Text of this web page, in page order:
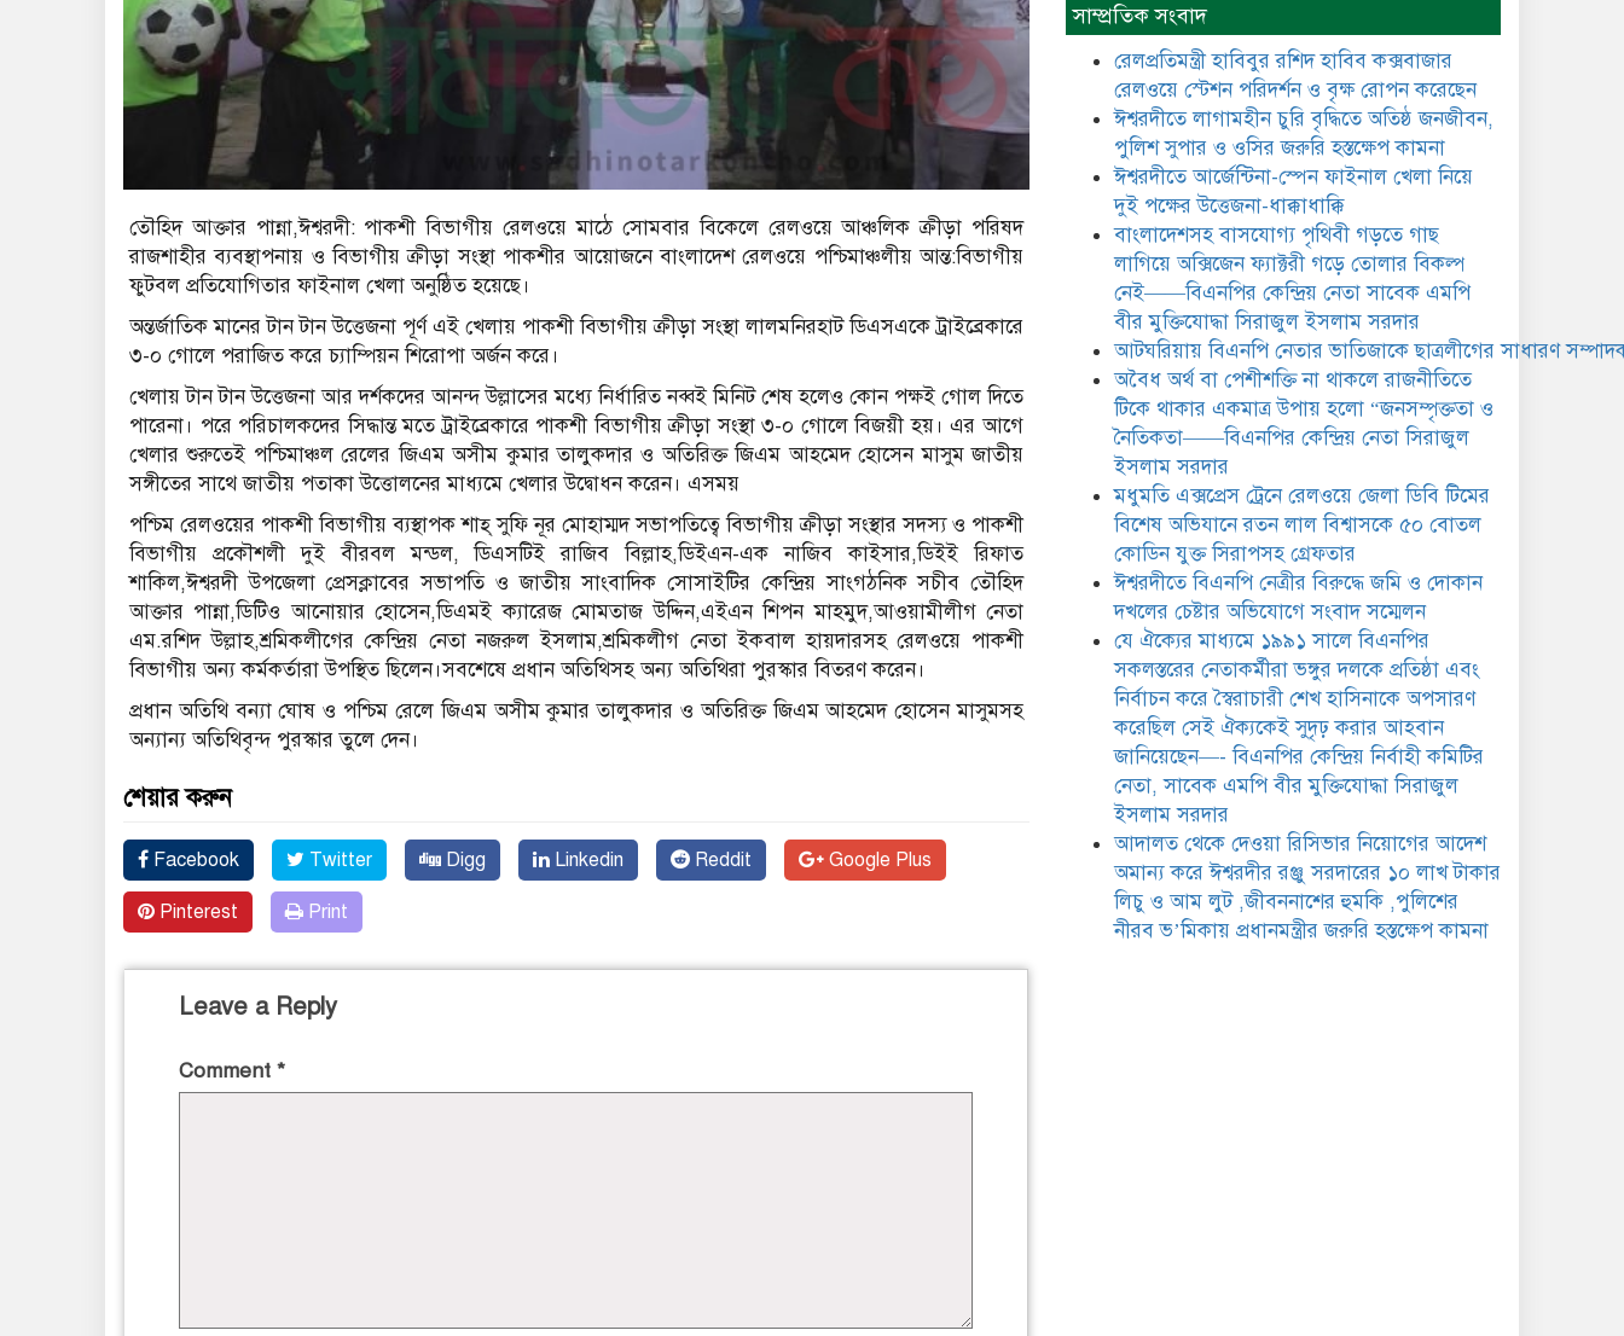
তৌহিদ আক্তার পান্না,ঈশ্বরদী: পাকশী বিভাগীয় রেলওয়ে মাঠে সোমবার বিকেলে রেলওয়ে আঞ্চলিক ক্রীড়া পরিষদ
রাজশাহীর ব্যবস্থাপনায় ও বিভাগীয় ক্রীড়া সংস্থা পাকশীর আয়োজনে বাংলাদেশ রেলওয়ে পশ্চিমাঞ্চলীয় আন্ত:বিভাগীয়
ফুটবল প্রতিযোগিতার ফাইনাল খেলা অনুষ্ঠিত হয়েছে।
অন্তর্জাতিক মানের টান টান উত্তেজনা পূর্ণ এই খেলায় পাকশী বিভাগীয় ক্রীড়া সংস্থা লালমনিরহাট ডিএসএকে ট্রাইব্রেকারে
৩-০ গোলে পরাজিত করে চ্যাম্পিয়ন শিরোপা অর্জন করে।
খেলায় টান টান উত্তেজনা আর দর্শকদের আনন্দ উল্লাসের মধ্যে নির্ধারিত নব্বই মিনিট শেষ হলেও কোন পক্ষই গোল দিতে
পারেনা। পরে পরিচালকদের সিদ্ধান্ত মতে ট্রাইব্রেকারে পাকশী বিভাগীয় ক্রীড়া সংস্থা ৩-০ গোলে বিজয়ী হয়। এর আগে
খেলার শুরুতেই পশ্চিমাঞ্চল রেলের জিএম অসীম কুমার তালুকদার ও অতিরিক্ত জিএম আহমেদ হোসেন মাসুম জাতীয়
সঙ্গীতের সাথে জাতীয় পতাকা উত্তোলনের মাধ্যমে খেলার উদ্বোধন করেন। এসময়
পশ্চিম রেলওয়ের পাকশী বিভাগীয় ব্যস্থাপক শাহ্ সুফি নূর মোহাম্মদ সভাপতিত্বে বিভাগীয় ক্রীড়া সংস্থার সদস্য ও পাকশী
বিভাগীয় প্রকৌশলী দুই বীরবল মন্ডল, ডিএসটিই রাজিব বিল্লাহ,ডিইএন-এক নাজিব কাইসার,ডিইই রিফাত
শাকিল,ঈশ্বরদী উপজেলা প্রেসক্লাবের সভাপতি ও জাতীয় সাংবাদিক সোসাইটির কেন্দ্রিয় সাংগঠনিক সচীব তৌহিদ
আক্তার পান্না,ডিটিও আনোয়ার হোসেন,ডিএমই ক্যারেজ মোমতাজ উদ্দিন,এইএন শিপন মাহমুদ,আওয়ামীলীগ নেতা
এম.রশিদ উল্লাহ,শ্রমিকলীগের কেন্দ্রিয় নেতা নজরুল ইসলাম,শ্রমিকলীগ নেতা ইকবাল হায়দারসহ রেলওয়ে পাকশী
বিভাগীয় অন্য কর্মকর্তারা উপস্থিত ছিলেন।সবশেষে প্রধান অতিথিসহ অন্য অতিথিরা পুরস্কার বিতরণ করেন।
প্রধান অতিথি বন্যা ঘোষ ও পশ্চিম রেলে জিএম অসীম কুমার তালুকদার ও অতিরিক্ত জিএম আহমেদ হোসেন মাসুমসহ
অন্যান্য অতিথিবৃন্দ পুরস্কার তুলে দেন।
শেয়ার করুন
Facebook Twitter Digg Linkedin Reddit Google Plus
Pinterest Print
Leave a Reply
Comment *
জেলা ডিবি টিমের বিশেষ অভিযানে
রতন লাল বিশ্বাসকে ৫০ বোতল
কোডিন যুক্ত সিরাপসহ গ্রেফতার
ঈশ্বরদীতে বিএনপি নেত্রীর বিরুদ্ধে
জমি ও দোকান দখলের চেষ্টার
অভিযোগে সংবাদ সম্মেলন
যে ঐক্যের মাধ্যমে ১৯৯১ সালে
বিএনপির সকলস্তরের নেতাকর্মীরা
ভঙ্গুর দলকে প্রতিষ্ঠা এবং নির্বাচন
করে স্বৈরাচারী শেখ হাসিনাকে
অপসারণ করেছিল সেই ঐক্যকেই
সুদৃঢ় করার আহবান জানিয়েছেন—- বিএনপির কেন্দ্রিয়
নির্বাহী কমিটির নেতা, সাবেক এমপি বীর মুক্তিযোদ্ধা
সিরাজুল ইসলাম সরদার
আদালত থেকে দেওয়া রিসিভার
নিয়োগের আদেশ অমান্য করে
টাকার লিচু ও আম লুট
,জীবননাশের হুমকি ,পুলিশের
নীরব ভ’মিকায় প্রধানমন্ত্রীর জরুরি হস্তক্ষেপ কামনা
সাম্প্রতিক সংবাদ
রেলপ্রতিমন্ত্রী হাবিবুর রশিদ হাবিব কক্সবাজার
রেলওয়ে স্টেশন পরিদর্শন ও বৃক্ষ রোপন করেছেন
ঈশ্বরদীতে লাগামহীন চুরি বৃদ্ধিতে অতিষ্ঠ জনজীবন,
পুলিশ সুপার ও ওসির জরুরি হস্তক্ষেপ কামনা ​
ঈশ্বরদীতে আর্জেন্টিনা-স্পেন ফাইনাল খেলা নিয়ে
দুই পক্ষের উত্তেজনা-ধাক্কাধাক্কি
বাংলাদেশসহ বাসযোগ্য পৃথিবী গড়তে গাছ
লাগিয়ে অক্সিজেন ফ্যাক্টরী গড়ে তোলার বিকল্প
নেই——বিএনপির কেন্দ্রিয় নেতা সাবেক এমপি
বীর মুক্তিযোদ্ধা সিরাজুল ইসলাম সরদার
আটঘরিয়ায় বিএনপি নেতার ভাতিজাকে ছাত্রলীগের সাধারণ
​​অবৈধ অর্থ বা পেশীশক্তি না থাকলে রাজনীতিতে
টিকে থাকার একমাত্র উপায় হলো “জনসম্পৃক্ততা ও
নৈতিকতা——বিএনপির কেন্দ্রিয় নেতা সিরাজুল
ইসলাম সরদার
মধুমতি এক্সপ্রেস ট্রেনে রেলওয়ে জেলা ডিবি টিমের
বিশেষ অভিযানে রতন লাল বিশ্বাসকে ৫০ বোতল
কোডিন যুক্ত সিরাপসহ গ্রেফতার
ঈশ্বরদীতে বিএনপি নেত্রীর বিরুদ্ধে জমি ও দোকান
দখলের চেষ্টার অভিযোগে সংবাদ সম্মেলন
যে ঐক্যের মাধ্যমে ১৯৯১ সালে বিএনপির
সকলস্তরের নেতাকর্মীরা ভঙ্গুর দলকে প্রতিষ্ঠা এবং
নির্বাচন করে স্বৈরাচারী শেখ হাসিনাকে অপসারণ
করেছিল সেই ঐক্যকেই সুদৃঢ় করার আহবান
জানিয়েছেন—- বিএনপির কেন্দ্রিয় নির্বাহী কমিটির
নেতা, সাবেক এমপি বীর মুক্তিযোদ্ধা সিরাজুল
ইসলাম সরদার
আদালত থেকে দেওয়া রিসিভার নিয়োগের আদেশ
অমান্য করে ঈশ্বরদীর রঞ্জু সরদারের ১০ লাখ টাকার
লিচু ও আম লুট ,জীবননাশের হুমকি ,পুলিশের
নীরব ভ’মিকায় প্রধানমন্ত্রীর জরুরি হস্তক্ষেপ কামনা